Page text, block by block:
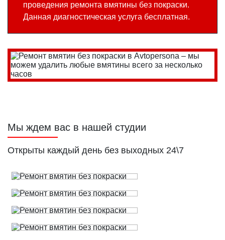
проведения ремонта вмятины без покраски.
Данная диагностическая услуга бесплатная.
Мы ждем вас в нашей студии
Открыты каждый день без выходных 24\7